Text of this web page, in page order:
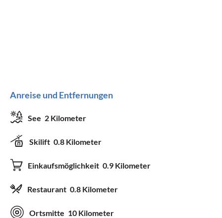
Anreise und Entfernungen
See 2 Kilometer
Skilift 0.8 Kilometer
Einkaufsmöglichkeit 0.9 Kilometer
Restaurant 0.8 Kilometer
Ortsmitte 10 Kilometer